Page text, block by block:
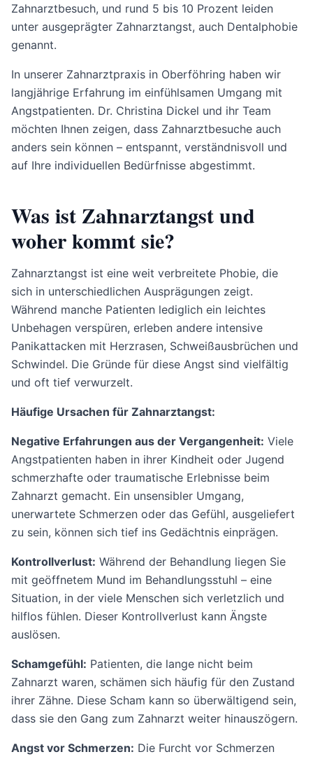
Zahnarztbesuch, und rund 5 bis 10 Prozent leiden
unter ausgeprägter Zahnarztangst, auch Dentalphobie
genannt.
In unserer Zahnarztpraxis in Oberföhring haben wir
langjährige Erfahrung im einfühlsamen Umgang mit
Angstpatienten. Dr. Christina Dickel und ihr Team
möchten Ihnen zeigen, dass Zahnarztbesuche auch
anders sein können – entspannt, verständnisvoll und
auf Ihre individuellen Bedürfnisse abgestimmt.
Was ist Zahnarztangst und
woher kommt sie?
Zahnarztangst ist eine weit verbreitete Phobie, die
sich in unterschiedlichen Ausprägungen zeigt.
Während manche Patienten lediglich ein leichtes
Unbehagen verspüren, erleben andere intensive
Panikattacken mit Herzrasen, Schweißausbrüchen und
Schwindel. Die Gründe für diese Angst sind vielfältig
und oft tief verwurzelt.
Häufige Ursachen für Zahnarztangst:
Negative Erfahrungen aus der Vergangenheit: Viele
Angstpatienten haben in ihrer Kindheit oder Jugend
schmerzhafte oder traumatische Erlebnisse beim
Zahnarzt gemacht. Ein unsensibler Umgang,
unerwartete Schmerzen oder das Gefühl, ausgeliefert
zu sein, können sich tief ins Gedächtnis einprägen.
Kontrollverlust: Während der Behandlung liegen Sie
mit geöffnetem Mund im Behandlungsstuhl – eine
Situation, in der viele Menschen sich verletzlich und
hilflos fühlen. Dieser Kontrollverlust kann Ängste
auslösen.
Schamgefühl: Patienten, die lange nicht beim
Zahnarzt waren, schämen sich häufig für den Zustand
ihrer Zähne. Diese Scham kann so überwältigend sein,
dass sie den Gang zum Zahnarzt weiter hinauszögern.
Angst vor Schmerzen: Die Furcht vor Schmerzen